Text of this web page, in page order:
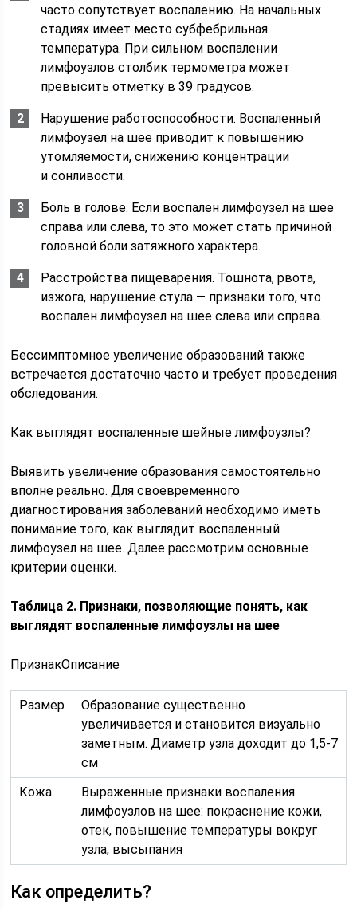
часто сопутствует воспалению. На начальных
стадиях имеет место субфебрильная
температура. При сильном воспалении
лимфоузлов столбик термометра может
превысить отметку в 39 градусов.
Нарушение работоспособности. Воспаленный
лимфоузел на шее приводит к повышению
утомляемости, снижению концентрации
и сонливости.
Боль в голове. Если воспален лимфоузел на шее
справа или слева, то это может стать причиной
головной боли затяжного характера.
Расстройства пищеварения. Тошнота, рвота,
изжога, нарушение стула — признаки того, что
воспален лимфоузел на шее слева или справа.
Бессимптомное увеличение образований также
встречается достаточно часто и требует проведения
обследования.
Как выглядят воспаленные шейные лимфоузлы?
Выявить увеличение образования самостоятельно
вполне реально. Для своевременного
диагностирования заболеваний необходимо иметь
понимание того, как выглядит воспаленный
лимфоузел на шее. Далее рассмотрим основные
критерии оценки.
Таблица 2. Признаки, позволяющие понять, как
выглядят воспаленные лимфоузлы на шее
ПризнакОписание
Размер
Образование существенно
увеличивается и становится визуально
заметным. Диаметр узла доходит до 1,5-7
см
Кожа
Выраженные признаки воспаления
лимфоузлов на шее: покраснение кожи,
отек, повышение температуры вокруг
узла, высыпания
Как определить?